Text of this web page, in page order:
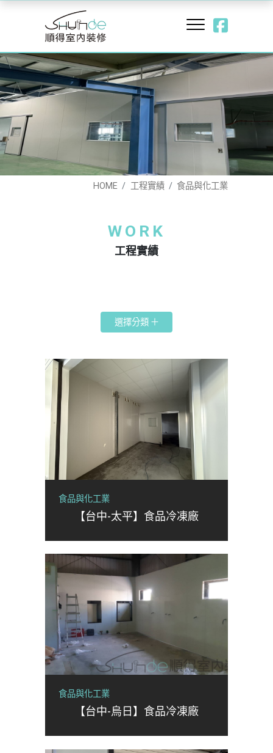
HOME 工程實績 食品與化工業
WORK
工程實績
選擇分類
食品與化工業
【台中-太平】食品冷凍廠
食品與化工業
【台中-烏日】食品冷凍廠